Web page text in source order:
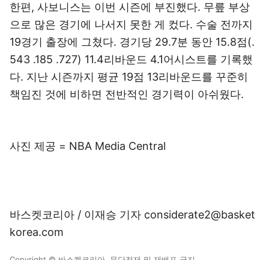
한편, 사보니스는 이번 시즌에 부진했다. 무릎 부상
으로 많은 경기에 나서지 못한 게 컸다. 수술 전까지
19경기 출장에 그쳤다. 경기당 29.7분 동안 15.8점(.
543 .185 .727) 11.4리바운드 4.1어시스트를 기록했
다. 지난 시즌까지 평균 19점 13리바운드를 꾸준히
책임진 것에 비하면 전반적인 경기력이 아쉬웠다.
사진 제공 = NBA Media Central
바스켓코리아 / 이재승 기자 considerate2@basket
korea.com